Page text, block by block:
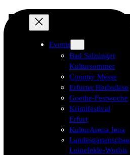
Events
Bad Salzunger
Kultursommer
Country Messe
Erfurter Herbstlese
Goethe-Festwoche
Krimifestival
Erfurt
KulturArena Jena
Landesgartenschau
Leinefelde-Worbis